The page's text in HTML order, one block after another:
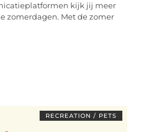
kijk jij meer
zomerdagen. Met de zomer
RECREATION / PETS